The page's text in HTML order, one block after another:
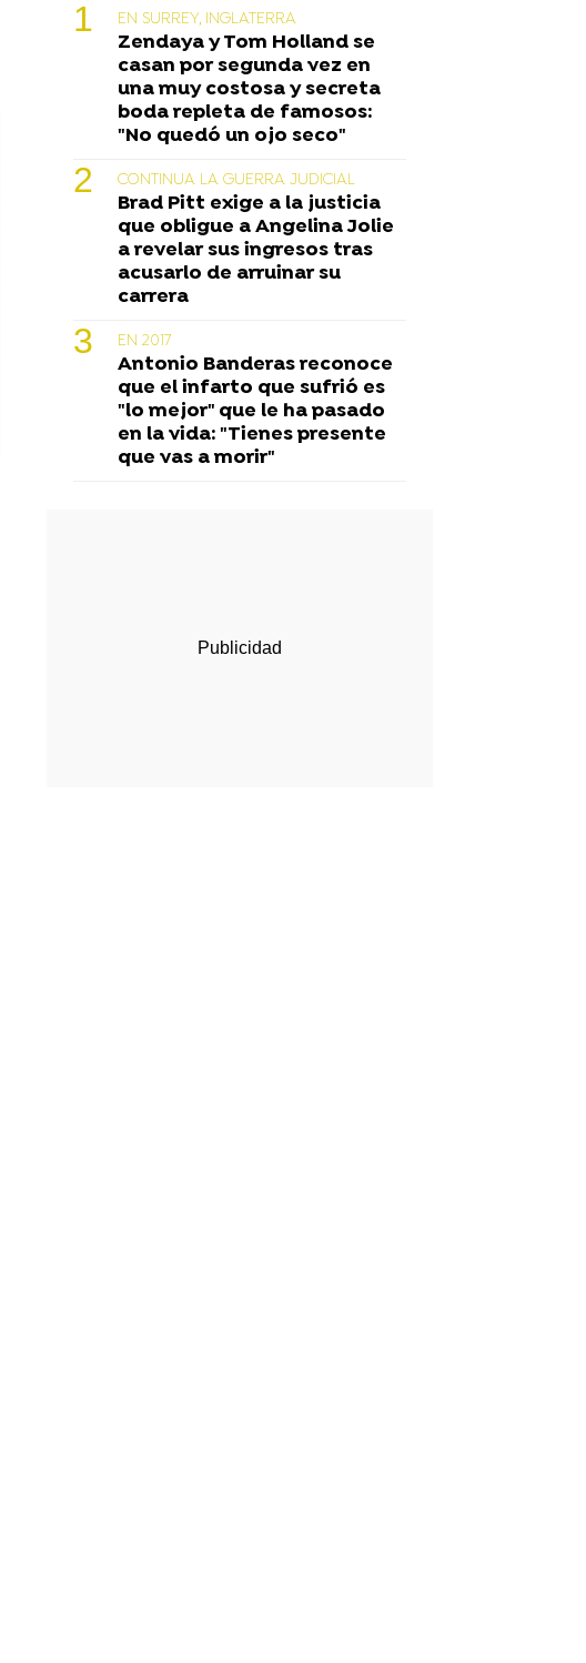
EN SURREY, INGLATERRA
Zendaya y Tom Holland se
casan por segunda vez en
una muy costosa y secreta
boda repleta de famosos:
"No quedó un ojo seco"
CONTINUA LA GUERRA JUDICIAL
Brad Pitt exige a la justicia
que obligue a Angelina Jolie
a revelar sus ingresos tras
acusarlo de arruinar su
carrera
EN 2017
Antonio Banderas reconoce
que el infarto que sufrió es
"lo mejor" que le ha pasado
en la vida: "Tienes presente
que vas a morir"